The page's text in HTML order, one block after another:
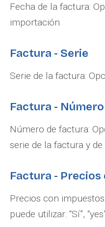
Fecha de la factura:
importación
Factura - Serie
Serie de la factura:
Factura - Número
Número de factura:
serie de la factura y
Factura -
Precios con
puede utilizar: “Sí”,